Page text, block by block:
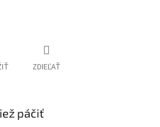
ZDIEĽAŤ
páčiť